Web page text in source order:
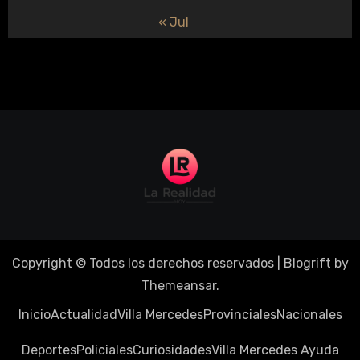
« Jul
Copyright © Todos los derechos reservados Blogrift by
Themeansar.
InicioActualidadVilla MercedesProvincialesNacionales
DeportesPolicialesCuriosidadesVilla Mercedes Ayuda